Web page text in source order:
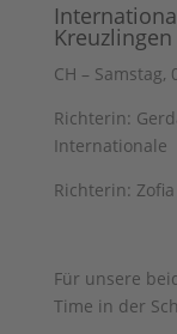
Kreuzlingen
C️H – Samstag,
Richterin:
Internationale
Richterin:
Für unsere
Time in der